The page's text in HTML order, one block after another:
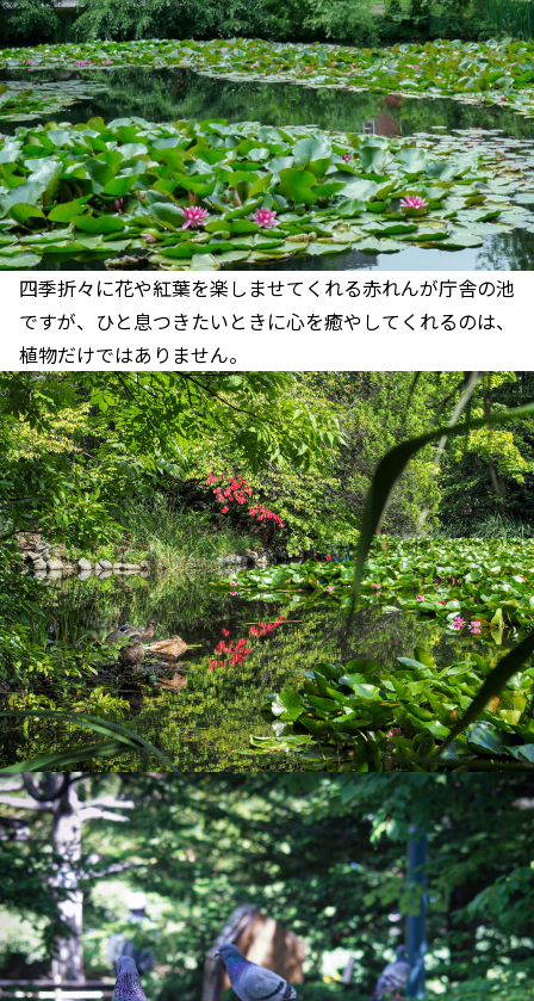
四季折々に花や紅葉を楽しませてくれる赤れんが庁舎の池
ですが、ひと息つきたいときに心を癒やしてくれるのは、
植物だけではありません。